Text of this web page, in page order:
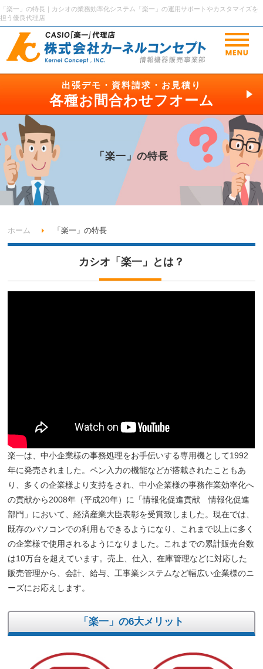
「楽一」の特長｜カシオの業務効率化システム「楽一」の運用サポートやカスタマイズを
担う優良代理店
出張デモ・資料請求・お見積り
各種お間合わせフオーム
「楽一」の特長
ホーム 「楽一」の特長
カシオ「楽一」とは？
楽一は、中小企業様の事務処理をお手伝いする専用機として1992
年に発売されました。ペン入力の機能などが搭載されたこともあ
り、多くの企業様より支持をされ、中小企業様の事務作業効率化へ
の貢献から2008年（平成20年）に「情報化促進貢献 情報化促進
部門」において、経済産業大臣表彰を受賞致しました。現在では、
既存のパソコンでの利用もできるようになり、これまで以上に多く
の企業様で使用されるようになりました。これまでの累計販売台数
は10万台を超えています。売上、仕入、在庫管理などに対応した
販売管理から、会計、給与、工事業システムなど幅広い企業様のニ
ーズにお応えします。
「楽一」の6大メリット